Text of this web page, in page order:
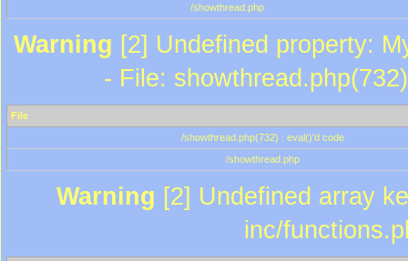
/showthread.php
Warning [2] Undefined property:
- File:
File
/showthread.php(732) : eval()'d code
/showthread.php
Warning [2] Undefined array
inc/